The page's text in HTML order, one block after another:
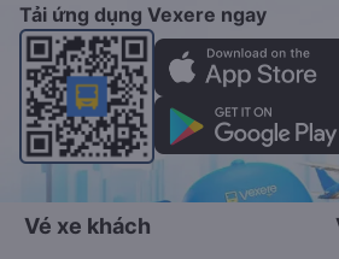
Tải ứng dụng Vexere ngay
Vé xe khách